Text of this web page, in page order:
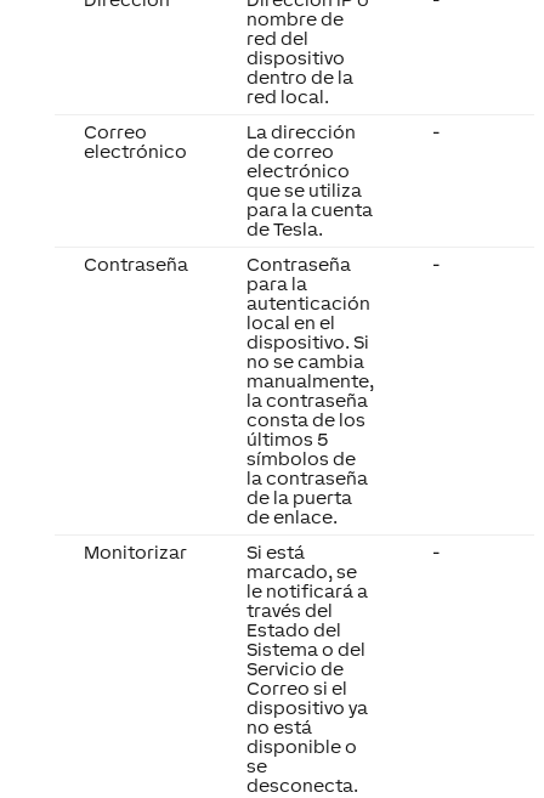
nombre de
red del
dispositivo
dentro de la
red local.
Correo
electrónico
La dirección
de correo
electrónico
que se utiliza
para la cuenta
de Tesla.
-
Contraseña
Contraseña
para la
autenticación
local en el
dispositivo. Si
no se cambia
manualmente,
la contraseña
consta de los
últimos 5
símbolos de
la contraseña
de la puerta
de enlace.
-
Monitorizar
Si está
marcado, se
le notificará a
través del
Estado del
Sistema o del
Servicio de
Correo si el
dispositivo ya
no está
disponible o
se
desconecta.
-